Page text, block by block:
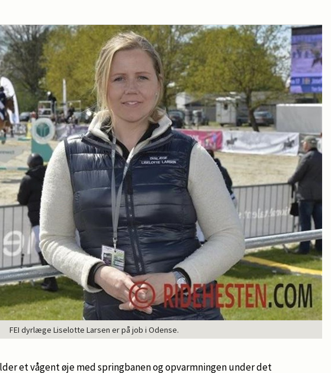
FEI dyrlæge Liselotte Larsen er på job i Odense.
et vågent øje med springbanen og opvarmningen under det